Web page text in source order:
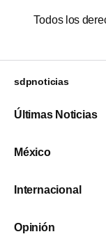
Todos los
sdpnoticias
Últimas Noticias
México
Internacional
Opinión